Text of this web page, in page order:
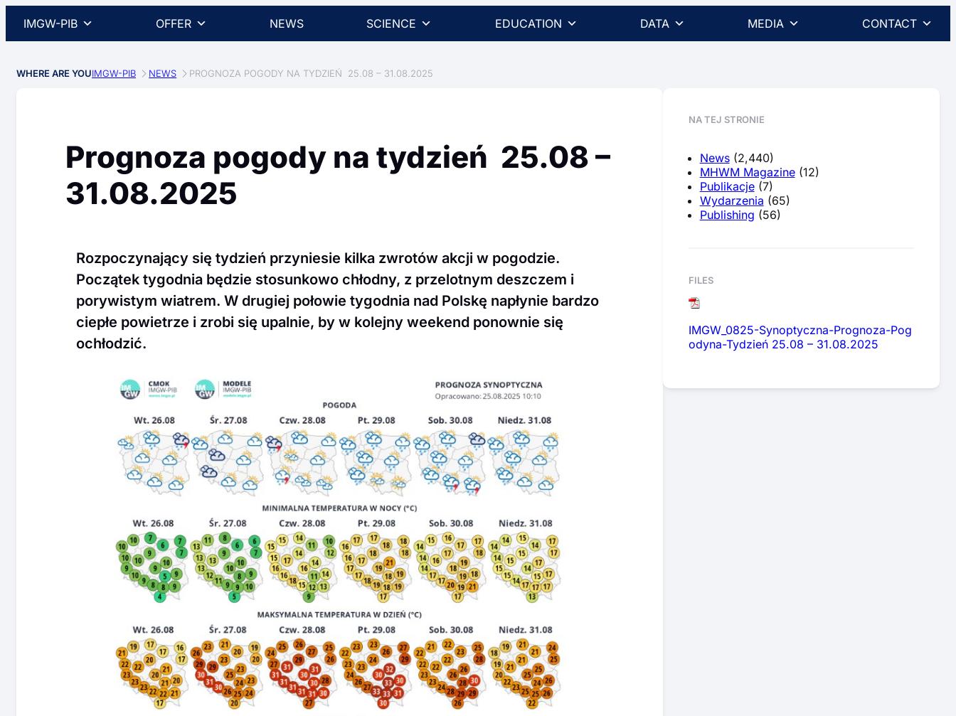
IMGW-PIB OFFER NEWS SCIENCE EDUCATION DATA MEDIA CONTACT
WHERE ARE YOUIMGW-PIB NEWS PROGNOZA POGODY NA TYDZIEŃ 25.08 – 31.08.2025
Prognoza pogody na tydzień 25.08 –
31.08.2025
Rozpoczynający się tydzień przyniesie kilka zwrotów akcji w pogodzie.
Początek tygodnia będzie stosunkowo chłodny, z przelotnym deszczem i
porywistym wiatrem. W drugiej połowie tygodnia nad Polskę napłynie bardzo
ciepłe powietrze i zrobi się upalnie, by w kolejny weekend ponownie się
ochłodzić.
NA TEJ STRONIE
News(2,440)
MHWM Magazine(12)
Publikacje(7)
Wydarzenia (65)
Publishing (56)
FILES
IMGW_0825-Synoptyczna-Prognoza-Pog
odyna-Tydzień 25.08 – 31.08.2025